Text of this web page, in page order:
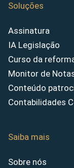
Soluções
Assinatura
IA Legislação
Curso da
Monitor de
Conteúdo
Contabilidades
Saiba mais
Sobre nós